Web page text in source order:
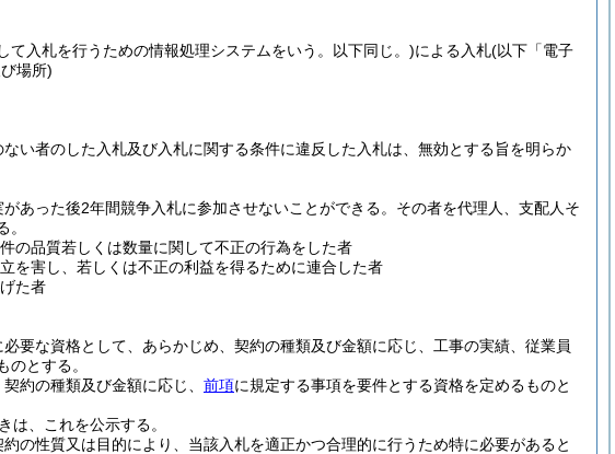
て入札を行うための情報処理システムをいう。以下同じ。)による入札(以下「電子
場所)
い者のした入札及び入札に関する条件に違反した入札は、無効とする旨を明らか
あった後2年間競争入札に参加させないことができる。 その者を代理人、支配人そ
の品質若しくは数量に関して不正の行為をした者
を害し、若しくは不正の利益を得るために連合した者
た者
要な資格として、あらかじめ、契約の種類及び金額に応じ、工事の実績、従業員
とする。
約の種類及び金額に応じ、 前項に規定する事項を要件とする資格を定めるものと
は、これを公示する。
の性質又は目的により、当該入札を適正かつ合理的に行うため特に必要があると